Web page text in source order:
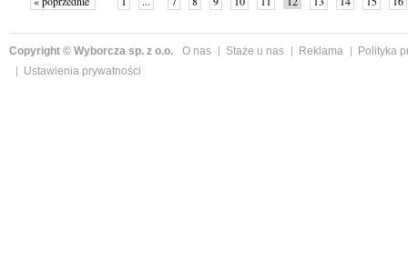
Copyright © Wyborcza sp. z o.o. O nas Staże u nas Reklama
Polityka
Ustawienia prywatności